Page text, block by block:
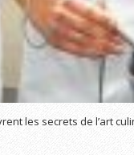
les secrets de l’art